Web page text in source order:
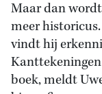
Maar dan
meer
vindt hij
boek, meldt